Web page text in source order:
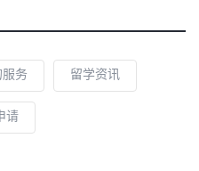
务 留学资讯
请